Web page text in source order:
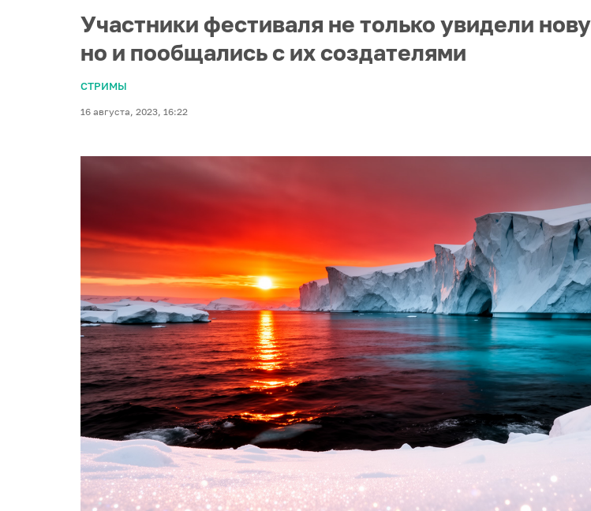
Участники фестиваля не только увидели
но и пообщались с их создателями
СТРИМЫ
16 августа, 2023, 16:22